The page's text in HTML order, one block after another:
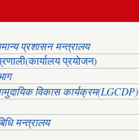
प्रशासन मन्त्रालय
प्रयोजन)
विकास कार्यक्रम(LGCDP)
मन्त्रालय